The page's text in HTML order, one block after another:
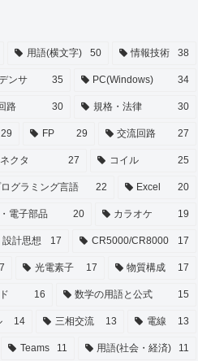
用語(横文字) 50 情報技術 38
ンサ 35 PC(Windows) 34
路 30 規格・法律 30
29 FP 29 交流回路 27
クタ 27 コイル 25
グラミング言語 22 Excel 20
電子部品 20 カラオケ 19
設計思想 17 CR5000/CR8000 17
光電素子 17 物質構成 17
16 数学の用語と公式 15
14 三相交流 13 電線 13
Teams 11 用語(社会・経済) 11